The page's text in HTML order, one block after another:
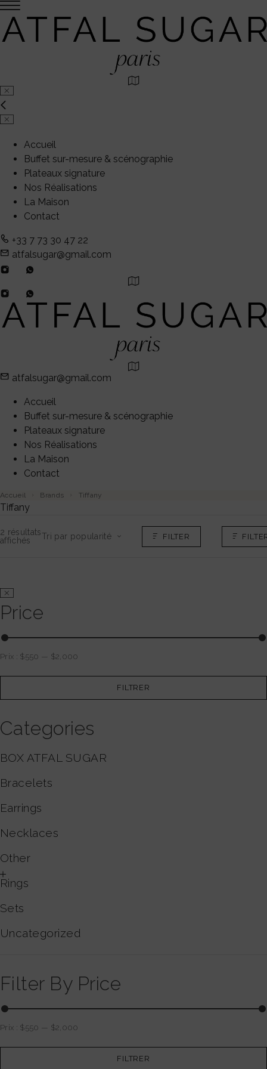
Accueil
Buffet sur-mesure & scénographie
Plateaux signature
Nos Réalisations
La Maison
Contact
+33 7 73 30 47 22
atfalsugar@gmail.com
atfalsugar@gmail.com
Accueil
Buffet sur-mesure & scénographie
Plateaux signature
Nos Réalisations
La Maison
Contact
Accueil Brands Tiffany
Tiffany
2 résultats
affichés
Tri par popularité FILTER
Price
FILTRER
Prix : $550 — $2,000
Categories
BOX ATFAL SUGAR
Bracelets
Earrings
Necklaces
Other
Rings
Sets
Uncategorized
Filter By Price
FILTRER
Prix : $550 — $2,000